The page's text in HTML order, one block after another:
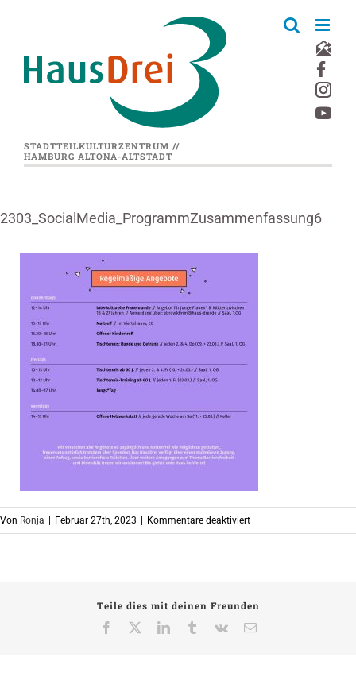
STADTTEILKULTURZENTRUM //
HAMBURG ALTONA-ALTSTADT
2303_SocialMedia_ProgrammZusammenfassung6
Von Ronja Februar 27th, 2023 Kommentare deaktiviertfür
Teile dies mit deinen Freunden
Facebook
LinkedInTumblrVk
E-